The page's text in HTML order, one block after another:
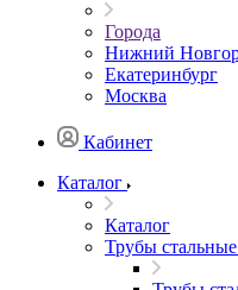
Города
Нижний
Екатеринбург
Москва
Кабинет
Каталог
Каталог
Трубы